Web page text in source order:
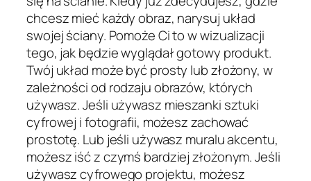
chcesz mieć każdy obraz, narysuj układ
swojej ściany. Pomoże Ci to w wizualizacji
tego, jak będzie wyglądał gotowy produkt.
Twój układ może być prosty lub złożony, w
zależności od rodzaju obrazów, których
używasz. Jeśli używasz mieszanki sztuki
cyfrowej i fotografii, możesz zachować
prostotę. Lub jeśli używasz muralu akcentu,
możesz iść z czymś bardziej złożonym. Jeśli
używasz cyfrowego projektu, możesz